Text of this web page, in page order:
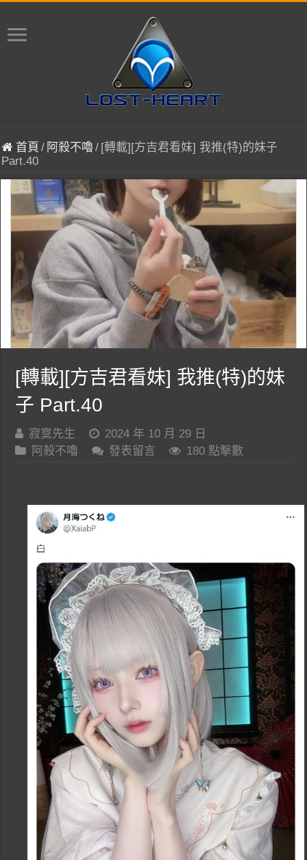
首頁 / 阿殺不嚕/ [轉載][方吉君看妹] 我推(特)的妹子
Part.40
[轉載][方吉君看妹] 我推(特)的妹
子 Part.40
寂寞先生
2024 年 10 月 29 日
阿殺不嚕
發表留言 180 點擊數